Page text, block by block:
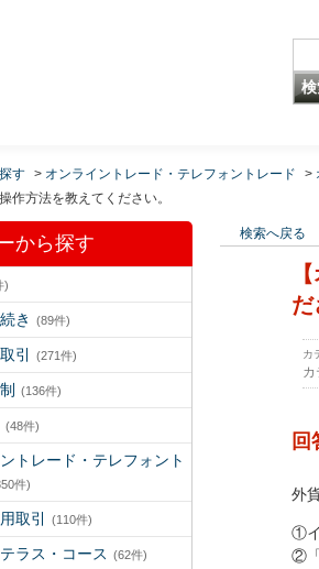
す > オンライントレード・テレフォントレード >
作方法を教えてください。
から探す
)
き (89件)
引 (271件)
(136件)
(48件)
トレード・テレフォント
件)
取引 (110件)
ラス・コース (62件)
検索へ戻る
だ
カ
カ
回
外
①イ
②「